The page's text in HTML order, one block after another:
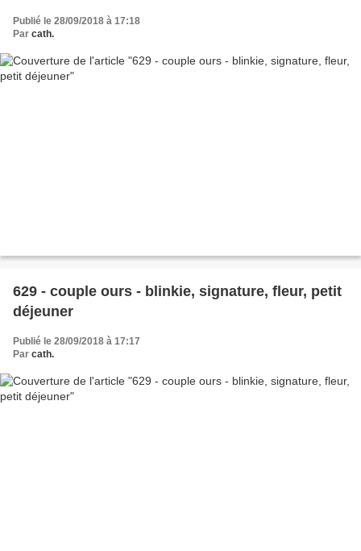
Publié le 28/09/2018 à 17:18
Par cath.
629 - couple ours - blinkie, signature, fleur, petit
déjeuner
Publié le 28/09/2018 à 17:17
Par cath.